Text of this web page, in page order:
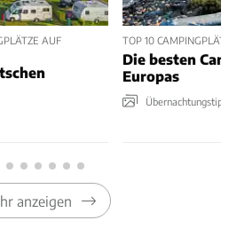
AUF
TOP 10
Die besten
Europas
Übernachtungstipps
anzeigen